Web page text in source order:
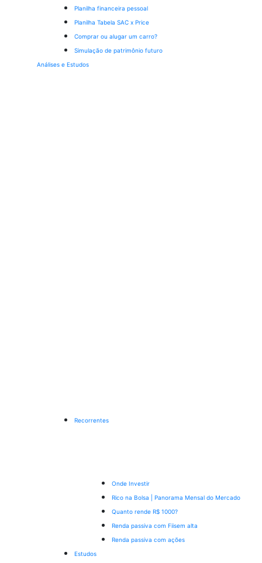
Planilha financeira pessoal
Planilha Tabela SAC x Price
Comprar ou alugar um carro?
Simulação de patrimônio futuro
Análises e Estudos
Recorrentes
Onde Investir
Rico na Bolsa | Panorama Mensal do Mercado
Quanto rende R$ 1000?
Renda passiva com Fiisem alta
Renda passiva com ações
Estudos